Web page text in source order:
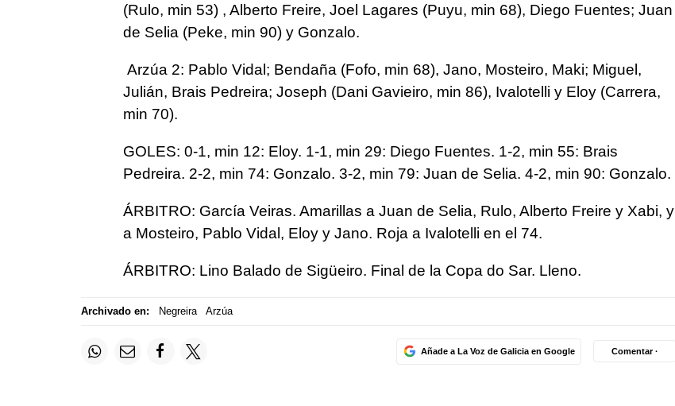
(Rulo, min 53) , Alberto Freire, Joel Lagares (Puyu, min 68), Diego Fuentes; Juan
de Selia (Peke, min 90) y Gonzalo.
Arzúa 2: Pablo Vidal; Bendaña (Fofo, min 68), Jano, Mosteiro, Maki; Miguel,
Julián, Brais Pedreira; Joseph (Dani Gavieiro, min 86), Ivalotelli y Eloy (Carrera,
min 70).
GOLES: 0-1, min 12: Eloy. 1-1, min 29: Diego Fuentes. 1-2, min 55: Brais
Pedreira. 2-2, min 74: Gonzalo. 3-2, min 79: Juan de Selia. 4-2, min 90: Gonzalo.
ÁRBITRO: García Veiras. Amarillas a Juan de Selia, Rulo, Alberto Freire y Xabi, y
a Mosteiro, Pablo Vidal, Eloy y Jano. Roja a Ivalotelli en el 74.
ÁRBITRO: Lino Balado de Sigüeiro. Final de la Copa do Sar. Lleno.
Archivado en: Negreira Arzúa
Añade a La Voz de Galicia en Google Comentar ·